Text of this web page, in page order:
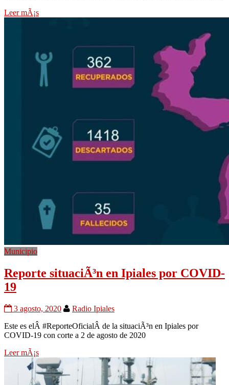
Leer mÃ¡s
Municipio
Reporte situaciÃ³n en Ipiales por COVID-
19
3 agosto, 2020
Radio Ipiales
Este es elÂ #ReporteOficialÂ de la situaciÃ³n en Ipiales por
COVID-19 con corte a 2 de agosto de 2020
Leer mÃ¡s